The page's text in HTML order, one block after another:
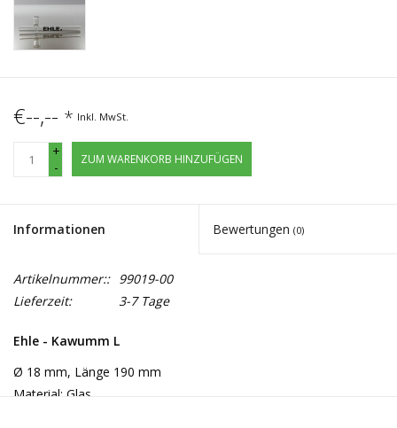
€--,-- * Inkl. MwSt.
+
-
ZUM WARENKORB HINZUFÜGEN
Informationen Bewertungen (0)
Artikelnummer:: 99019-00
Lieferzeit:
3-7 Tage
Ehle - Kawumm L
Ø 18 mm, Länge 190 mm
Material: Glas